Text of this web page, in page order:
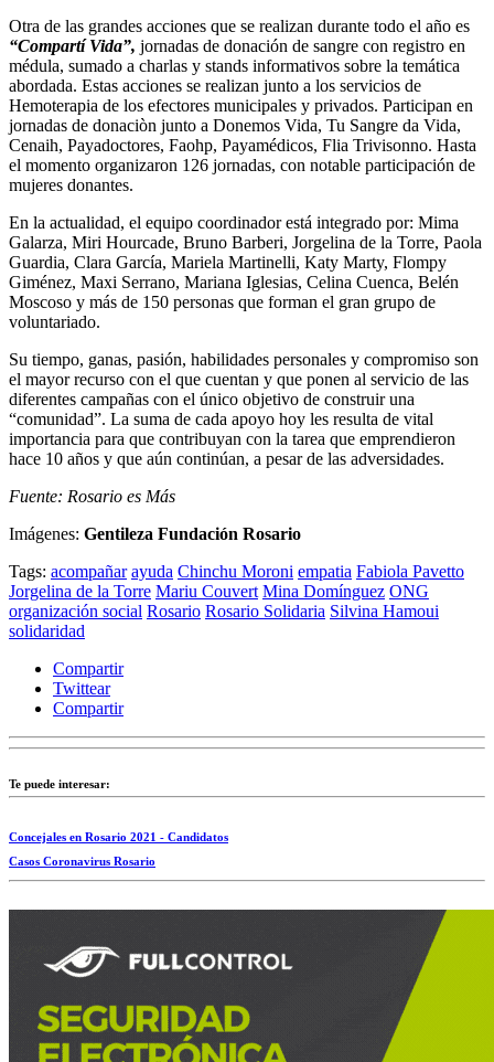
Otra de las grandes acciones que se realizan durante todo el año es
“Compartí Vida”, jornadas de donación de sangre con registro en
médula, sumado a charlas y stands informativos sobre la temática
abordada. Estas acciones se realizan junto a los servicios de
Hemoterapia de los efectores municipales y privados. Participan en
jornadas de donaciòn junto a Donemos Vida, Tu Sangre da Vida,
Cenaih, Payadoctores, Faohp, Payamédicos, Flia Trivisonno. Hasta
el momento organizaron 126 jornadas, con notable participación de
mujeres donantes.
En la actualidad, el equipo coordinador está integrado por: Mima
Galarza, Miri Hourcade, Bruno Barberi, Jorgelina de la Torre, Paola
Guardia, Clara García, Mariela Martinelli, Katy Marty, Flompy
Giménez, Maxi Serrano, Mariana Iglesias, Celina Cuenca, Belén
Moscoso y más de 150 personas que forman el gran grupo de
voluntariado.
Su tiempo, ganas, pasión, habilidades personales y compromiso son
el mayor recurso con el que cuentan y que ponen al servicio de las
diferentes campañas con el único objetivo de construir una
“comunidad”. La suma de cada apoyo hoy les resulta de vital
importancia para que contribuyan con la tarea que emprendieron
hace 10 años y que aún continúan, a pesar de las adversidades.
Fuente: Rosario es Más
Imágenes: Gentileza Fundación Rosario
Tags: acompañar ayuda Chinchu Moroni empatia Fabiola Pavetto
Jorgelina de la Torre Mariu Couvert Mina Domínguez ONG
organización social Rosario Rosario Solidaria Silvina Hamoui
solidaridad
Compartir
Twittear
Compartir
Te puede interesar:
Concejales en Rosario 2021 - Candidatos
Casos Coronavirus Rosario